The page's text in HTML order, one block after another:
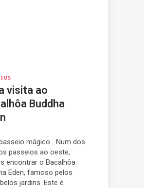
visita ao
Buddha
mágico Num dos
passeios ao oeste,
encontrar o Bacalhôa
Eden, famoso pelos
jardins. Este é